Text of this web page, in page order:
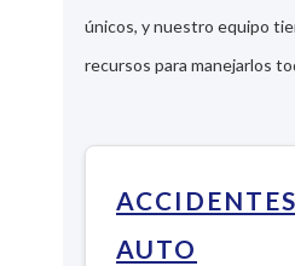
únicos, y nuestro equipo
recursos para manejarlos
AUTO